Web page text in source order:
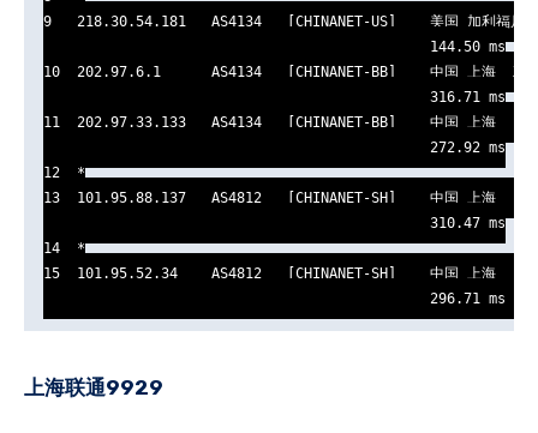
9   218.30.54.181   AS4134   [CHINANET-US]    美国 加利福尼
                                              144.50 ms
10  202.97.6.1      AS4134   [CHINANET-BB]    中国 上海  X-
                                              316.71 ms
11  202.97.33.133   AS4134   [CHINANET-BB]    中国 上海
                                              272.92 ms
12  *
13  101.95.88.137   AS4812   [CHINANET-SH]    中国 上海
                                              310.47 ms
14  *
15  101.95.52.34    AS4812   [CHINANET-SH]    中国 上海
                                              296.71 ms
上海联通9929